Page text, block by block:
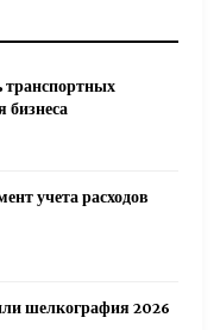
транспортных
бизнеса
учета расходов
шелкография 2026